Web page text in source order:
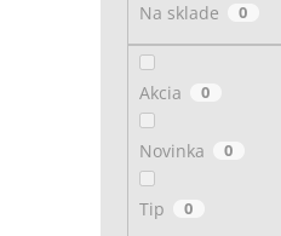
Na sklade 0
Akcia 0
Novinka 0
Tip 0